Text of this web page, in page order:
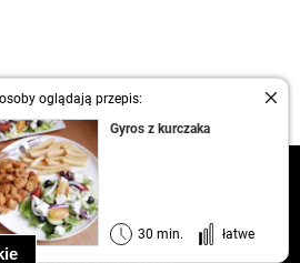
oglądają przepis:
Gyros z kurczaka
30 min. łatwe
kontakt
regulamin
o prywatności
wykorzystaniu plików cookie